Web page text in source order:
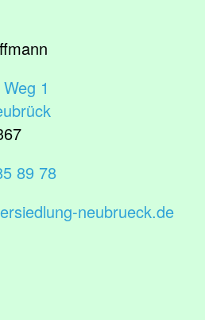
1
89 78
neubrueck.de